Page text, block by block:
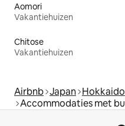
Aomori
Vakantiehuizen
Chitose
Vakantiehuizen
Airbnb Japan Hokkaido
Accommodaties met